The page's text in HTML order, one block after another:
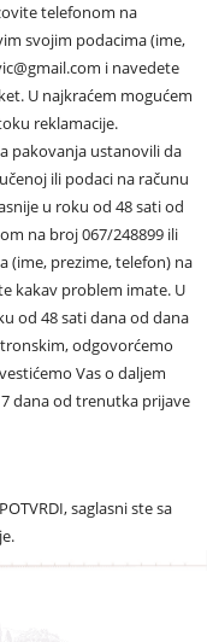
telefonom na
svojim podacima (ime,
i navedete
U najkraćem mogućem
reklamacije.
pakovanja ustanovili da
ili podaci na računu
u roku od 48 sati od
na broj 067/248899 ili
(ime, prezime, telefon) na
kakav problem imate. U
od 48 sati dana od dana
odgovorćemo
Vas o daljem
dana od trenutka prijave
saglasni ste sa